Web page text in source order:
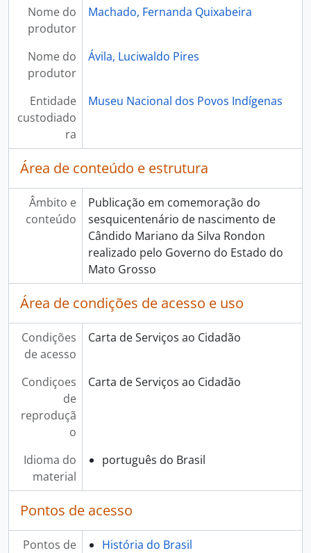
Nome do
produtor
Machado, Fernanda Quixabeira
Nome do
produtor
Ávila, Luciwaldo Pires
Entidade
custodiado
ra
Museu Nacional dos Povos Indígenas
Área de conteúdo e estrutura
Âmbito e
conteúdo
Publicação em comemoração do
sesquicentenário de nascimento de
Cândido Mariano da Silva Rondon
realizado pelo Governo do Estado do
Mato Grosso
Área de condições de acesso e uso
Condições
de acesso
Carta de Serviços ao Cidadão
Condiçoes
de
reproduçã
o
Carta de Serviços ao Cidadão
Idioma do
material
português do Brasil
Pontos de acesso
Pontos de
História do Brasil